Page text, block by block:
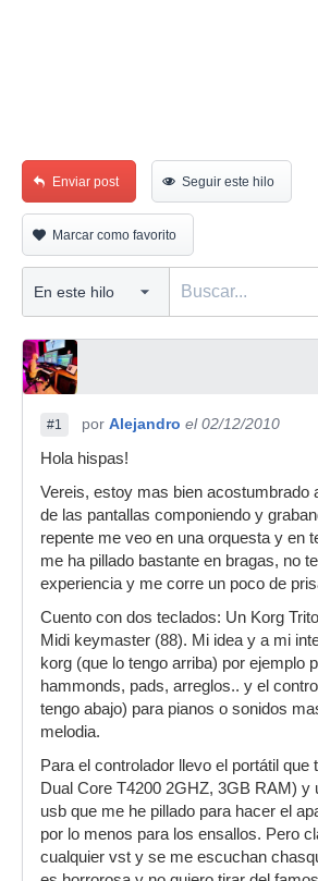
Enviar post Seguir este hilo
Marcar como favorito
#1 por Alejandro el 02/12/2010
Hola hispas!
Vereis, estoy mas bien acostumbrado
de las pantallas componiendo y
repente me veo en una orquesta y en
me ha pillado bastante en bragas, no
experiencia y me corre un poco de
Cuento con dos teclados: Un Korg
Midi keymaster (88). Mi idea y a mi
korg (que lo tengo arriba) por ejemplo
hammonds, pads, arreglos.. y el
tengo abajo) para pianos o sonidos
melodia.
Para el controlador llevo el portátil que
Dual Core T4200 2GHZ, 3GB RAM) y
usb que me he pillado para hacer el
por lo menos para los ensallos. Pero
cualquier vst y se me escuchan